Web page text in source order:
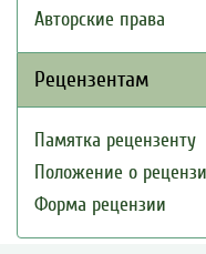
Авторские права
Рецензентам
Памятка рецензенту
Положение о
Форма рецензии